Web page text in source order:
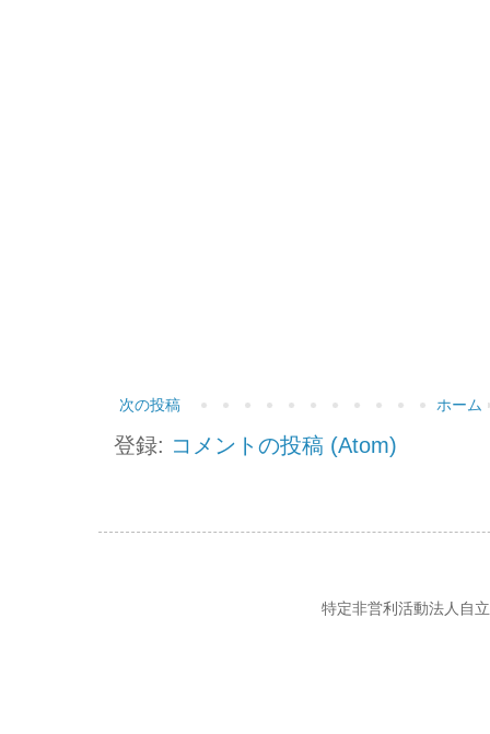
次の投稿 ホーム
登録: コメントの投稿 (Atom)
特定非営利活動法人自